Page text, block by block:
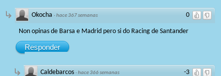
0
Okocha ·hace 367 semanas
Non opinas de Barsa e Madrid pero si do Racing de Santander
Responder
-3
Caldebarcos ·hace 366 semanas